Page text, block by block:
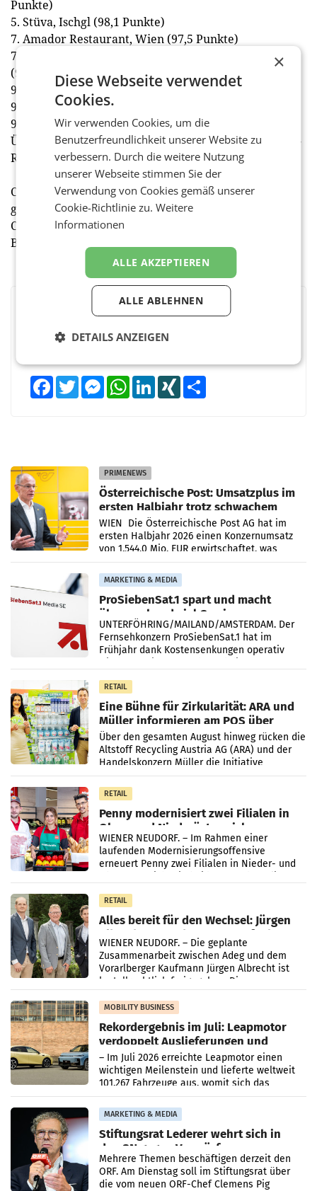
Punkte)
5. Stüva, Ischgl (98,1 Punkte)
7. Amador Restaurant, Wien (97,5 Punkte)
7. Gourmetrestaurant Hubert Wallner, Maria Wörth
(97,5 Punkte)
9. Döllerer, Golling (96,9 Punkte)
9. Senns Restaurant, Salzburg (96,9 Punkte)
9. Taubenkobel, Schützen am Gebirge (96,9 Punkte)
Über Champagne Laurent-Perrier und das Hornstein-
Ranking
Champagne Laurent-Perrier, 1812 gegründet, ist das
größte, in Familienbesitz befindliche
Champagnerhaus und wird in Österreich von Kattus-
Borco vertrieben. (red)
BEWERTEN SIE DIESEN ARTIKEL
FacebookTwitter MessengerWhatsAppLinkedInXING
PRIMENEWS
Österreichische Post: Umsatzplus im
ersten Halbjahr trotz schwachem
Briefgeschäft
WIEN Die Österreichische Post AG hat im
ersten Halbjahr 2026 einen Konzernumsatz
von 1.544,0 Mio. EUR erwirtschaftet, was
einem Plus von 3,8 Prozent gegenüber dem
Vergleichszeitraum
MARKETING & MEDIA
ProSiebenSat.1 spart und macht
überraschend viel Gewinn
UNTERFÖHRING/MAILAND/AMSTERDAM. Der
Fernsehkonzern ProSiebenSat.1 hat im
Frühjahr dank Kostensenkungen operativ
RETAIL
Eine Bühne für Zirkularität: ARA und
Müller informieren am POS über
Kreislauffähigkeit
Über den gesamten August hinweg rücken die
Altstoff Recycling Austria AG (ARA) und der
Handelskonzern Müller die Initiative
„Kreislauf-Helden“ in allen österreichischen
Müller-Filialen
RETAIL
Penny modernisiert zwei Filialen in
Ober- und Niederösterreich
WIENER NEUDORF. – Im Rahmen einer
laufenden Modernisierungsoffensive
erneuert Penny zwei Filialen in Nieder- und
RETAIL
Alles bereit für den Wechsel: Jürgen
Albrecht setzt ab 1.1.2027 auf Adeg
WIENER NEUDORF. – Die geplante
Zusammenarbeit zwischen Adeg und dem
Vorarlberger Kaufmann Jürgen Albrecht ist
kartellrechtlich freigegeben: Die
Bundeswettbewerbsbehörde und der
Bundeskartellanwalt
MOBILITY BUSINESS
Rekordergebnis im Juli: Leapmotor
verdoppelt Auslieferungen und
überschreitet die 100.000er-Marke
– Im Juli 2026 erreichte Leapmotor einen
wichtigen Meilenstein und lieferte weltweit
101.267 Fahrzeuge aus, womit sich das
Ergebnis gegenüber Juli 2025 mehr als
verdoppelte (+102
MARKETING & MEDIA
Stiftungsrat Lederer wehrt sich in
den SN gegen Vorwürfe
Mehrere Themen beschäftigen derzeit den
ORF. Am Dienstag soll im Stiftungsrat über
die vom neuen ORF-Chef Clemens Pig
×
Diese Webseite verwendet
Cookies.
Wir verwenden Cookies, um die
Benutzerfreundlichkeit unserer Website zu
verbessern. Durch die weitere Nutzung
unserer Webseite stimmen Sie der
Verwendung von Cookies gemäß unserer
Cookie-Richtlinie zu.Weitere
Informationen
ALLE AKZEPTIEREN
ALLE ABLEHNEN
DETAILS ANZEIGEN